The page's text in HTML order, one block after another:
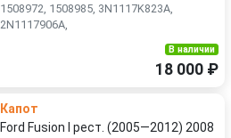
1508972, 1508985, 3N1117K823A,
2N1117906A,
В наличии
18 000 ₽
Капот
Ford Fusion I рест. (2005—2012) 2008